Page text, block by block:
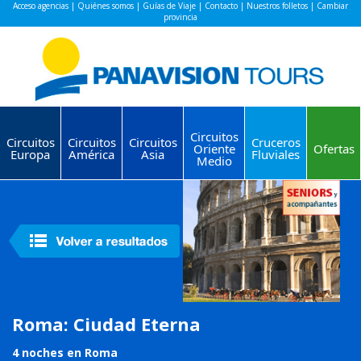
Acceso agencias | Quiénes somos | Guías de Viaje | Contacto | Nuestros folletos | Cambiar
provincia
Circuitos
Europa
Circuitos
América
Circuitos
Asia
Circuitos
Oriente
Medio
Cruceros
Fluviales Ofertas
Roma: Ciudad Eterna
4 noches en Roma